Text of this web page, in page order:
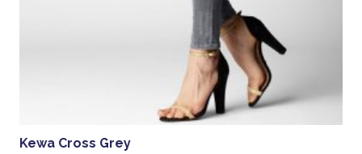
Kewa Cross Grey